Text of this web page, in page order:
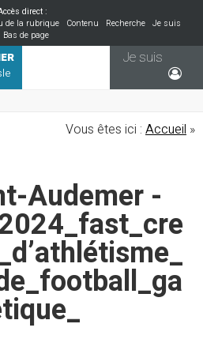
direct :
de la rubrique Contenu Recherche
Je suis
Bas de page
Je suis
Vous êtes ici : Accueil »
Audemer -